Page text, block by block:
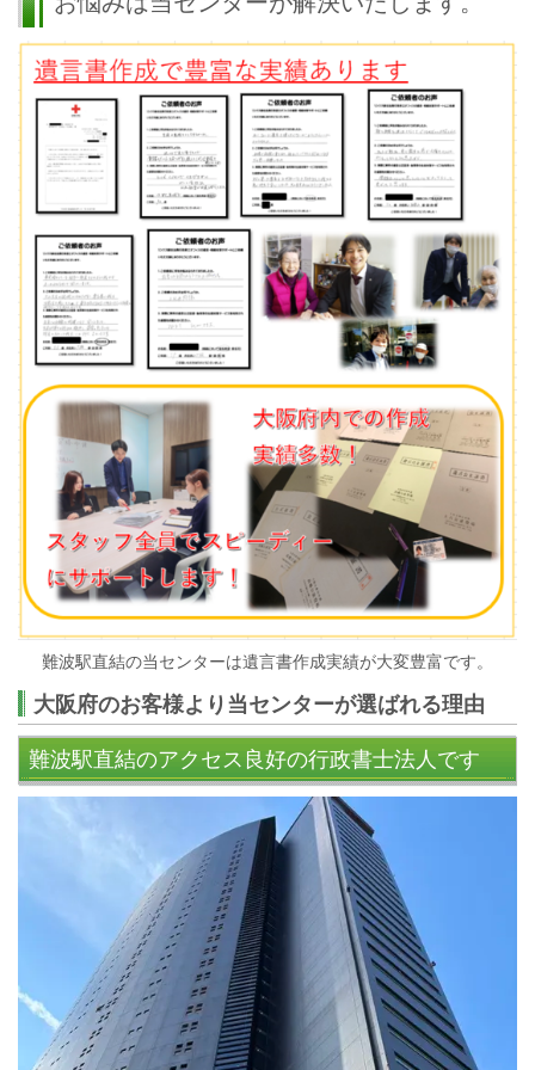
難波駅直結の当センターは遺言書作成実績が大変豊富です。
大阪府のお客様より当センターが選ばれる理由
難波駅直結のアクセス良好の行政書士法人です